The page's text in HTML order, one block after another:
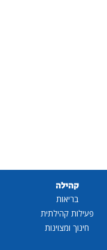
קהילה
בריאות
פעילות קהילתית
חינוך ומצוינות